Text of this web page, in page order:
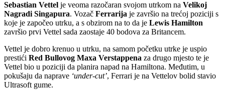
Sebastian Vettel je veoma razočaran svojom utrkom na Velikoj
Nagradi Singapura. Vozač Ferrarija je završio na trećoj poziciji s
koje je započeo utrku, a s obzirom na to da je Lewis Hamilton
završio prvi Vettel sada zaostaje 40 bodova za Britancem.
Vettel je dobro krenuo u utrku, na samom početku utrke je uspio
prestići Red Bullovog Maxa Verstappena za drugo mjesto te je
Vettel bio u poziciji da planira napad na Hamiltona. Međutim, u
pokušaju da naprave ‘under-cut’, Ferrari je na Vettelov bolid stavio
Ultrasoft gume.